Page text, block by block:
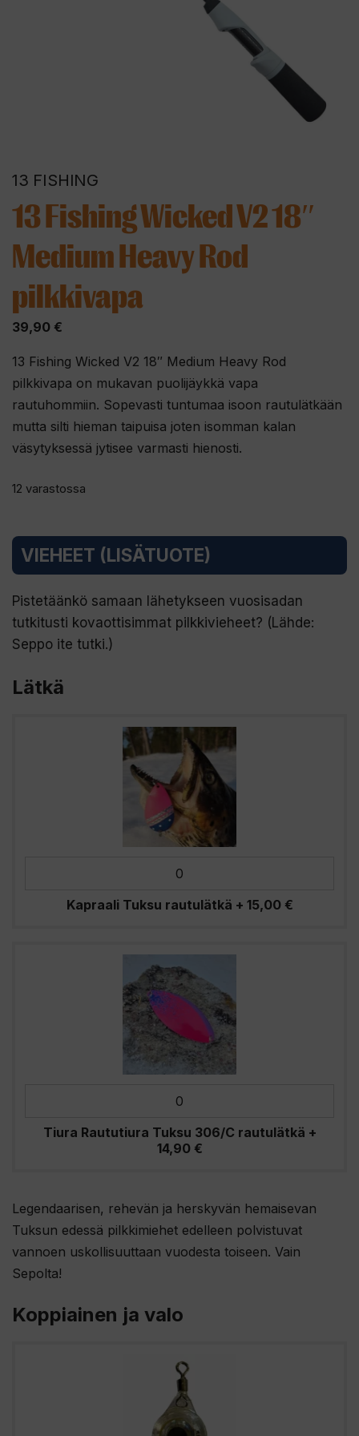
13 FISHING
13 Fishing Wicked V2 18″
Medium Heavy Rod
pilkkivapa
39,90 €
13 Fishing Wicked V2 18″ Medium Heavy Rod
pilkkivapa on mukavan puolijäykkä vapa
rautuhommiin. Sopevasti tuntumaa isoon rautulätkään
mutta silti hieman taipuisa joten isomman kalan
väsytyksessä jytisee varmasti hienosti.
12 varastossa
VIEHEET (LISÄTUOTE)
Pistetäänkö samaan lähetykseen vuosisadan
tutkitusti kovaottisimmat pilkkivieheet? (Lähde:
Seppo ite tutki.)
Lätkä
Kapraali Tuksu rautulätkä + 15,00 €
Tiura Raututiura Tuksu 306/C rautulätkä +
14,90 €
Legendaarisen, rehevän ja herskyvän hemaisevan
Tuksun edessä pilkkimiehet edelleen polvistuvat
vannoen uskollisuuttaan vuodesta toiseen. Vain
Sepolta!
Koppiainen ja valo